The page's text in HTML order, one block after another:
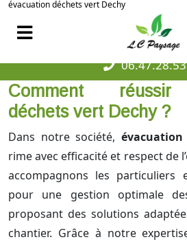
évacuation déchets vert Dechy
Comment réussir
déchets vert Dechy ?
Dans notre société,
rime avec efficacité et respect de
accompagnons les particuliers
pour une gestion optimale
proposant des solutions
chantier. Grâce à notre